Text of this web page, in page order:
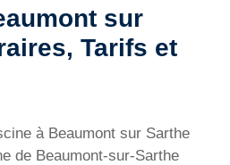
sur
Tarifs et
à Beaumont sur Sarthe
de Beaumont-sur-Sarthe